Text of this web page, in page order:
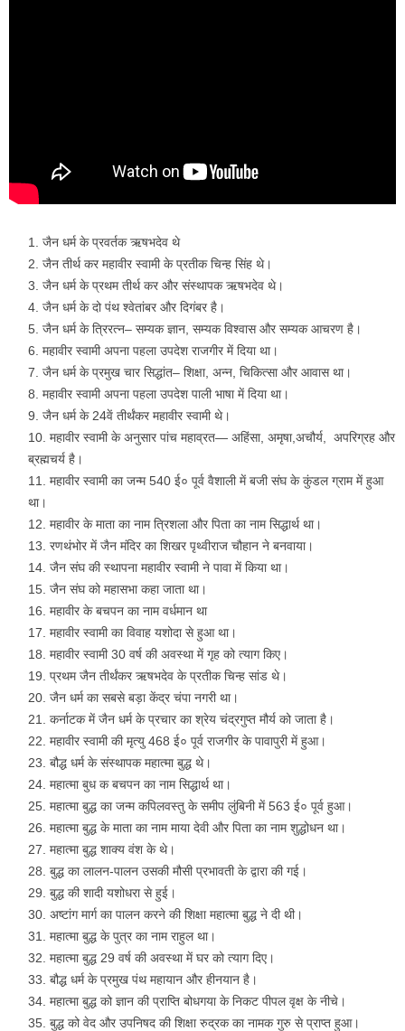
जैन धर्म के प्रवर्तक ऋषभदेव थे
जैन तीर्थ कर महावीर स्वामी के प्रतीक चिन्ह सिंह थे।
जैन धर्म के प्रथम तीर्थ कर और संस्थापक ऋषभदेव थे।
जैन धर्म के दो पंथ श्वेतांबर और दिगंबर है।
जैन धर्म के त्रिरत्न– सम्यक ज्ञान, सम्यक विश्वास और सम्यक आचरण है।
महावीर स्वामी अपना पहला उपदेश राजगीर में दिया था।
जैन धर्म के प्रमुख चार सिद्धांत– शिक्षा, अन्न, चिकित्सा और आवास था।
महावीर स्वामी अपना पहला उपदेश पाली भाषा में दिया था।
जैन धर्म के 24वें तीर्थंकर महावीर स्वामी थे।
महावीर स्वामी के अनुसार पांच महाव्रत— अहिंसा, अमृषा,अचौर्य, अपरिग्रह और
ब्रह्मचर्य है।
महावीर स्वामी का जन्म 540 ई० पूर्व वैशाली में बजी संघ के कुंडल ग्राम में हुआ
था।
महावीर के माता का नाम त्रिशला और पिता का नाम सिद्धार्थ था।
रणथंभोर में जैन मंदिर का शिखर पृथ्वीराज चौहान ने बनवाया।
जैन संघ की स्थापना महावीर स्वामी ने पावा में किया था।
जैन संघ को महासभा कहा जाता था।
महावीर के बचपन का नाम वर्धमान था
महावीर स्वामी का विवाह यशोदा से हुआ था।
महावीर स्वामी 30 वर्ष की अवस्था में गृह को त्याग किए।
प्रथम जैन तीर्थंकर ऋषभदेव के प्रतीक चिन्ह सांड थे।
जैन धर्म का सबसे बड़ा केंद्र चंपा नगरी था।
कर्नाटक में जैन धर्म के प्रचार का श्रेय चंद्रगुप्त मौर्य को जाता है।
महावीर स्वामी की मृत्यु 468 ई० पूर्व राजगीर के पावापुरी में हुआ।
बौद्ध धर्म के संस्थापक महात्मा बुद्ध थे।
महात्मा बुध क बचपन का नाम सिद्धार्थ था।
महात्मा बुद्ध का जन्म कपिलवस्तु के समीप लुंबिनी में 563 ई० पूर्व हुआ।
महात्मा बुद्ध के माता का नाम माया देवी और पिता का नाम शुद्धोधन था।
महात्मा बुद्ध शाक्य वंश के थे।
बुद्ध का लालन-पालन उसकी मौसी प्रभावती के द्वारा की गई।
बुद्ध की शादी यशोधरा से हुई।
अष्टांग मार्ग का पालन करने की शिक्षा महात्मा बुद्ध ने दी थी।
महात्मा बुद्ध के पुत्र का नाम राहुल था।
महात्मा बुद्ध 29 वर्ष की अवस्था में घर को त्याग दिए।
बौद्ध धर्म के प्रमुख पंथ महायान और हीनयान है।
महात्मा बुद्ध को ज्ञान की प्राप्ति बोधगया के निकट पीपल वृक्ष के नीचे।
बुद्ध को वेद और उपनिषद की शिक्षा रुद्रक का नामक गुरु से प्राप्त हुआ।